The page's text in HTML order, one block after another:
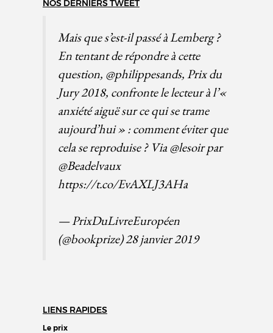
NOS DERNIERS TWEET
Mais que s’est-il passé à Lemberg ?
En tentant de répondre à cette
question, @philippesands, Prix du
Jury 2018, confronte le lecteur à l’«
anxiété aiguë sur ce qui se trame
aujourd’hui » : comment éviter que
cela se reproduise ? Via@lesoirpar
@Beadelvaux
https://t.co/EvAXLJ3AHa
— PrixDuLivreEuropéen
(@bookprize)28 janvier 2019
LIENS RAPIDES
Le prix